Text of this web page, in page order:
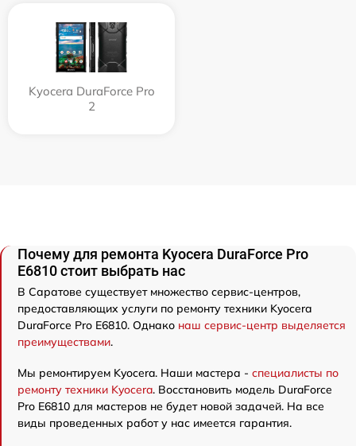
Kyocera DuraForce Pro
2
Почему для ремонта Kyocera DuraForce Pro
E6810 стоит выбрать нас
В Саратове существует множество сервис-центров,
предоставляющих услуги по ремонту техники Kyocera
DuraForce Pro E6810. Однако наш сервис-центр выделяется
преимуществами.
Мы ремонтируем Kyocera. Наши мастера - специалисты по
ремонту техники Kyocera. Восстановить модель DuraForce
Pro E6810 для мастеров не будет новой задачей. На все
виды проведенных работ у нас имеется гарантия.